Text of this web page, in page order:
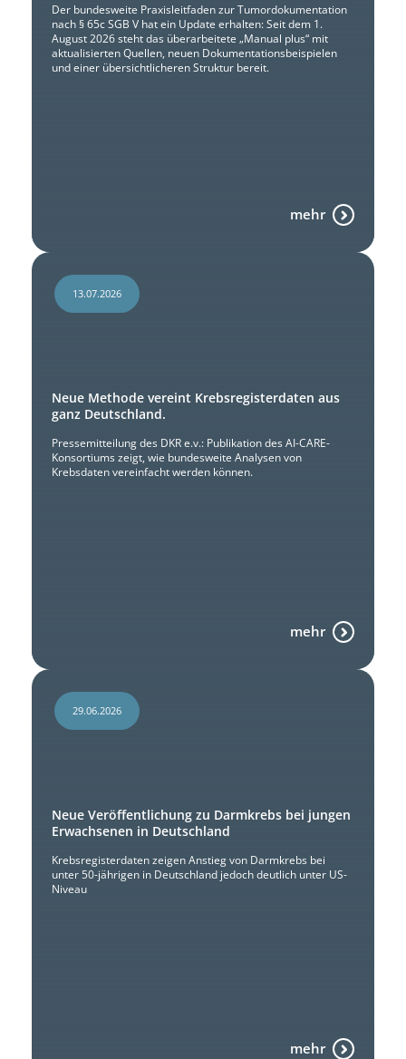
Der bundesweite Praxisleitfaden zur Tumordokumentation
nach § 65c SGB V hat ein Update erhalten: Seit dem 1.
August 2026 steht das überarbeitete „Manual plus“ mit
aktualisierten Quellen, neuen Dokumentationsbeispielen
und einer übersichtlicheren Struktur bereit.
mehr
13.07.2026
Neue Methode vereint Krebsregisterdaten aus
ganz Deutschland.
Pressemitteilung des DKR e.v.: Publikation des AI-CARE-
Konsortiums zeigt, wie bundesweite Analysen von
Krebsdaten vereinfacht werden können.
mehr
29.06.2026
Neue Veröffentlichung zu Darmkrebs bei jungen
Erwachsenen in Deutschland
Krebsregisterdaten zeigen Anstieg von Darmkrebs bei
unter 50-jährigen in Deutschland jedoch deutlich unter US-
Niveau
mehr